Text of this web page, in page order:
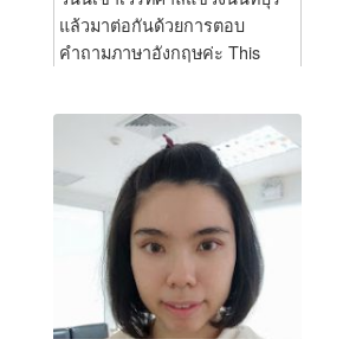
แล้วมาต่อกันด้วยการตอบ
คำถามภาษาอังกฤษค่ะ This
warranties which are in addition
to the warranties provided
under the terms of the
Agreement. การแปลนะคะ จุด
ใหญ่ใจความของมันก็คือ เรา
ต้องจับหลักให้ได้อย่างใน
ประโยคนี้เราต้องจับประธานให้
ได้ก่อนนั่นก็คือ This Service...